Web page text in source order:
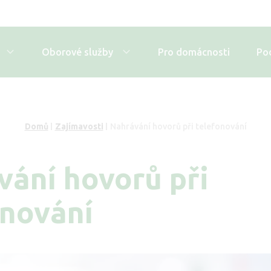
Oborové služby Pro domácnosti
Domů Zajímavosti
hovorů při